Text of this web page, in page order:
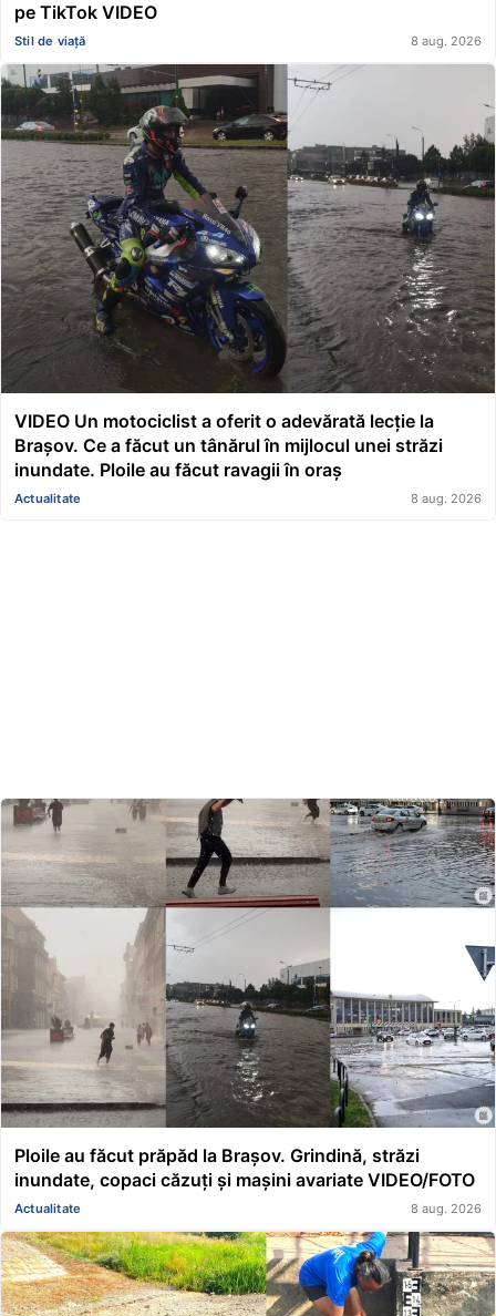
pe TikTok VIDEO
Stil de viață 8 aug. 2026
VIDEO Un motociclist a oferit o adevărată lecție la
Brașov. Ce a făcut un tânărul în mijlocul unei străzi
inundate. Ploile au făcut ravagii în oraș
Actualitate 8 aug. 2026
Ploile au făcut prăpăd la Brașov. Grindină, străzi
inundate, copaci căzuți și mașini avariate VIDEO/FOTO
Actualitate 8 aug. 2026